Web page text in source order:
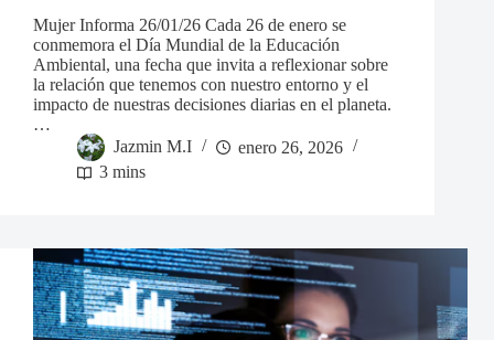
Mujer Informa 26/01/26 Cada 26 de enero se
conmemora el Día Mundial de la Educación
Ambiental, una fecha que invita a reflexionar sobre
la relación que tenemos con nuestro entorno y el
impacto de nuestras decisiones diarias en el planeta.
…
Jazmin M.I
enero 26, 2026
3 mins